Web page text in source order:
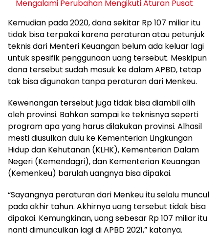
Mengalami Perubahan Mengikuti Aturan Pusat
Kemudian pada 2020, dana sekitar Rp 107 miliar itu
tidak bisa terpakai karena peraturan atau petunjuk
teknis dari Menteri Keuangan belum ada keluar lagi
untuk spesifik penggunaan uang tersebut. Meskipun
dana tersebut sudah masuk ke dalam APBD, tetap
tak bisa digunakan tanpa peraturan dari Menkeu.
Kewenangan tersebut juga tidak bisa diambil alih
oleh provinsi. Bahkan sampai ke teknisnya seperti
program apa yang harus dilakukan provinsi. Alhasil
mesti diusulkan dulu ke Kementerian Lingkungan
Hidup dan Kehutanan (KLHK), Kementerian Dalam
Negeri (Kemendagri), dan Kementerian Keuangan
(Kemenkeu) barulah uangnya bisa dipakai.
“Sayangnya peraturan dari Menkeu itu selalu muncul
pada akhir tahun. Akhirnya uang tersebut tidak bisa
dipakai. Kemungkinan, uang sebesar Rp 107 miliar itu
nanti dimunculkan lagi di APBD 2021,” katanya.